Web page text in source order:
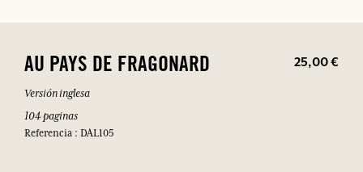
AU PAYS DE FRAGONARD 25,00 €
Versión inglesa
104 paginas
Referencia : DAL105